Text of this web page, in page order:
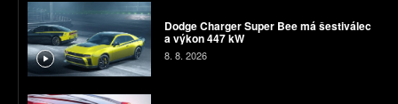
Dodge Charger Super Bee má šestiválec
a výkon 447 kW
8. 8. 2026